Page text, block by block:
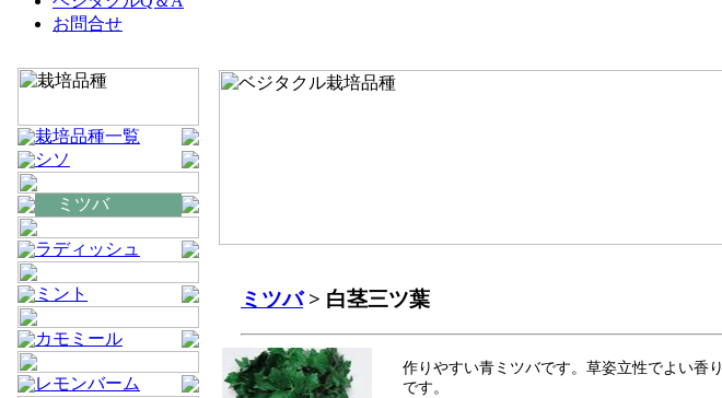
お問合せ
栽培品種一覧
シソ
ミツバ
ラディッシュ
ミント
カモミール
レモンバーム
ミツバ> 白茎三ツ葉
作りやすい青ミツバです。草姿立性でよい香り
です。